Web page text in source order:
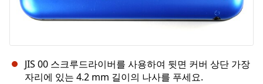
JIS 00 스크루드라이버를 사용하여 뒷면 커버 상단 가장
자리에 있는 4.2 mm 길이의 나사를 푸세요.